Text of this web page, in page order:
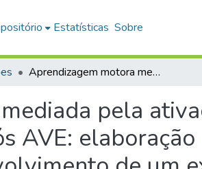
Estatísticas Sobre
Aprendizagem motora mediada pela ativação do sistema de neurônios-espelho em pessoas pós AVE: elaboração de um programa em terapia ocupacional e o desenvolvimento de um exoesqueleto de mão
pela
AVE: